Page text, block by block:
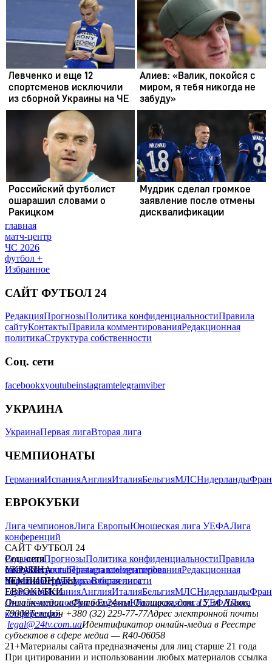
главная
матч-центр
ЧС 2026
футбол +
Избранное
САЙТ ФУТБОЛ 24
РедакцияПрогнозыПолитика конфиденциальностиПравила
сайтуКонтактыПравила комментированияРедакционная
политикаСтруктура собственности
Соц. сети
facebookxyoutubeinstagramtelegramviber
УКРАИНА
УкраинаПервая лигаВторая лига
ЧЕМПИОНАТЫ
ГерманияИспанияАнглияИталияБельгияМЛСНидерланды
ЕВРОКУБКИ
Лига чемпионовЛига ЕвропыЮношеская лига УЕФАЛига
конференций
САЙТ ФУТБОЛ 24
РедакцияПрогнозыПолитика конфиденциальностиПравила
сайтуКонтактыПравила комментированияРедакционная
политикаСтруктура собственности
Соц. сети
facebookxyoutubeinstagramtelegramviber
УКРАИНА
УкраинаПервая лигаВторая лига
ЧЕМПИОНАТЫ
ГерманияИспанияАнглияИталияБельгияМЛСНидерланды
ЕВРОКУБКИ
Лига чемпионовЛига ЕвропыЮношеская лига УЕФАЛига
конференций
Онлайн-медиа «Футбол 24»пл. Галицкая, дом. 15, м. Львов,
79008Телефон +380 (32) 229-77-77Адрес электронной почты
legal@24tv.com.uaИдентификатор онлайн-медиа в Реестре
субъектов в сфере медиа — R40-06058
21+Материалы сайта предназначены для лиц старше 21 года
При цитировании и использовании любых материалов ссылка